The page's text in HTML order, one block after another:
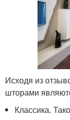
Исходя из
шторами
Классика.